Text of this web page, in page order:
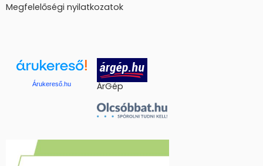
Megfelelőségi nyilatkozatok
Árukereső.hu ÁrGép